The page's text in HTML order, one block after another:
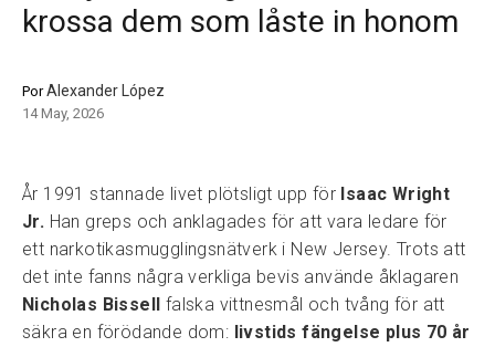
krossa dem som låste in honom
PorAlexander López
14 May, 2026
År 1991 stannade livet plötsligt upp för Isaac Wright
Jr. Han greps och anklagades för att vara ledare för
ett narkotikasmugglingsnätverk i New Jersey. Trots att
det inte fanns några verkliga bevis använde åklagaren
Nicholas Bissell falska vittnesmål och tvång för att
säkra en förödande dom: livstids fängelse plus 70 år